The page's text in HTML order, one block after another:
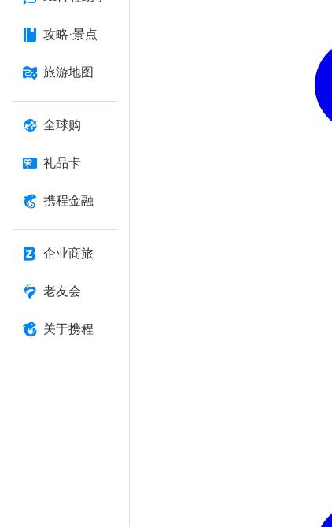
攻略·景点
旅游地图
全球购
礼品卡
携程金融
企业商旅
老友会
关于携程